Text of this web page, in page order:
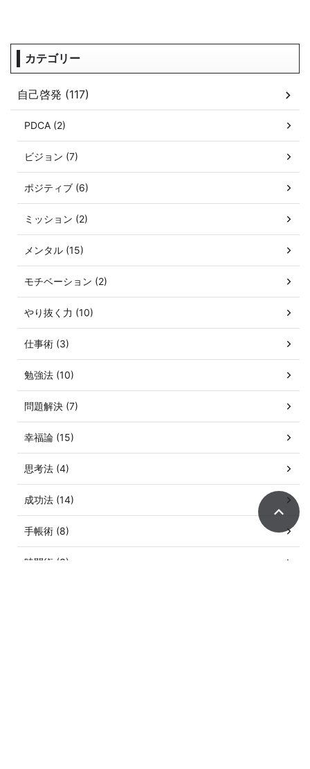
カテゴリー
自己啓発 (117)
PDCA (2)
ビジョン (7)
ポジティブ (6)
ミッション (2)
メンタル (15)
モチベーション (2)
やり抜く力 (10)
仕事術 (3)
勉強法 (10)
問題解決 (7)
幸福論 (15)
思考法 (4)
成功法 (14)
手帳術 (8)
時間術 (3)